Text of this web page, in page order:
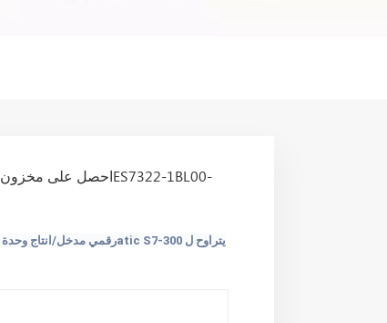
رقمي مدخل/انتاج وحدة atic S7-300 يتراوح ل